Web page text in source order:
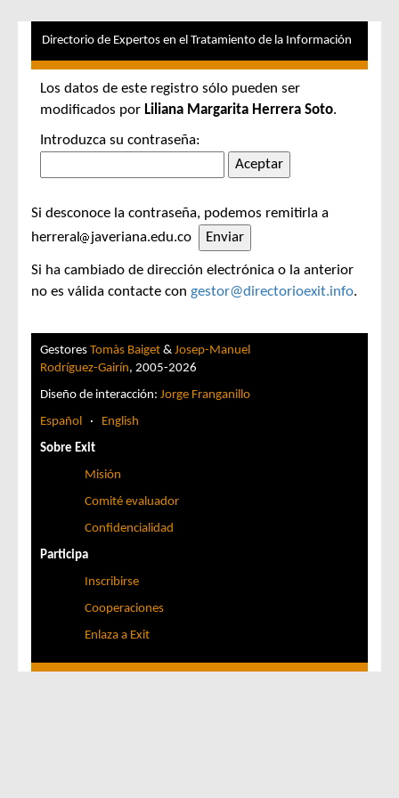
Directorio de Expertos en el Tratamiento de la Información
Los datos de este registro sólo pueden ser
modificados por Liliana Margarita Herrera Soto.
Introduzca su contraseña:
Si desconoce la contraseña, podemos remitirla a
herreral
javeriana.edu.co
Si ha cambiado de dirección electrónica o la anterior
no es válida contacte con gestor@directorioexit.info.
Gestores Tomàs Baiget & Josep-Manuel
Rodríguez-Gairín, 2005-2026
Diseño de interacción: Jorge Franganillo
Español · English
Sobre Exit
Misión
Comité evaluador
Confidencialidad
Participa
Inscribirse
Cooperaciones
Enlaza a Exit